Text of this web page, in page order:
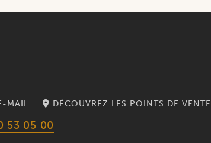
MAIL DÉCOUVREZ LES POINTS DE VENTE
53 05 00